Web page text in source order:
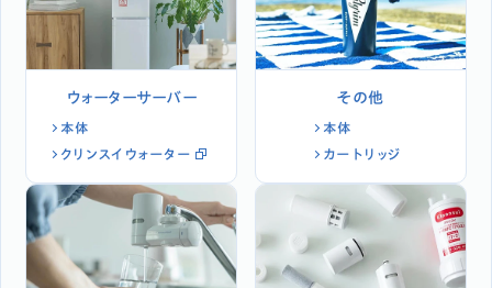
ウォーターサーバー
本体
クリンスイウォーター
その他
本体
カートリッジ